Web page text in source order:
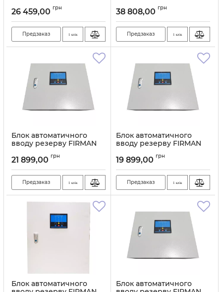
Артикул: 11177
26 459,00 грн
Предзаказ 1 клік
Артикул: 11176
38 808,00 грн
Предзаказ 1 клік
Блок автоматичного
вводу резерву FIRMAN
Артикул: 11175
21 899,00 грн
Предзаказ 1 клік
Блок автоматичного
вводу резерву FIRMAN
Артикул: 11174
19 899,00 грн
Предзаказ 1 клік
Блок автоматичного
Блок автоматичного